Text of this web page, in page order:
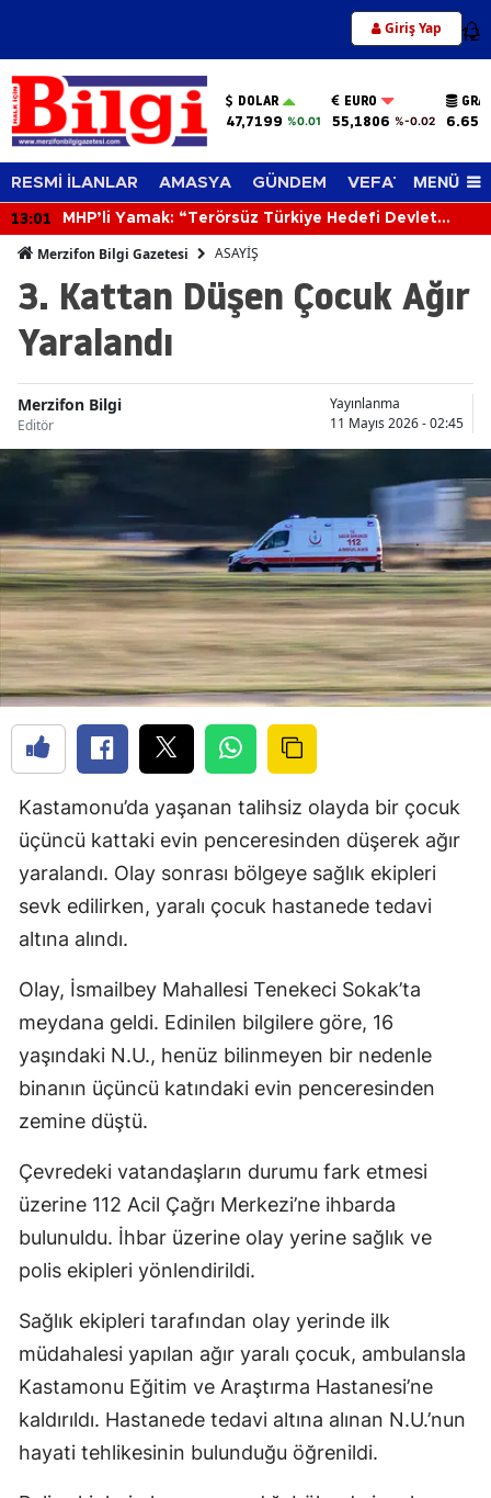
Giriş Yap 12
DOLAR
47,7199 %0.01
EURO
55,1806 %-0.02
RESMİ İLANLAR AMASYA GÜNDEM VEFAT EDENLER
MENÜ
13:01
MHP’li Yamak: “Terörsüz Türkiye Hedefi Devlet
Merzifon Bilgi Gazetesi ASAYİŞ
3. Kattan Düşen Çocuk Ağır
Yaralandı
Merzifon Bilgi
Editör
Yayınlanma
11 Mayıs 2026 - 02:45
Kastamonu’da yaşanan talihsiz olayda bir çocuk
üçüncü kattaki evin penceresinden düşerek ağır
yaralandı. Olay sonrası bölgeye sağlık ekipleri
sevk edilirken, yaralı çocuk hastanede tedavi
altına alındı.
Olay, İsmailbey Mahallesi Tenekeci Sokak’ta
meydana geldi. Edinilen bilgilere göre, 16
yaşındaki N.U., henüz bilinmeyen bir nedenle
binanın üçüncü katındaki evin penceresinden
zemine düştü.
Çevredeki vatandaşların durumu fark etmesi
üzerine 112 Acil Çağrı Merkezi’ne ihbarda
bulunuldu. İhbar üzerine olay yerine sağlık ve
polis ekipleri yönlendirildi.
Sağlık ekipleri tarafından olay yerinde ilk
müdahalesi yapılan ağır yaralı çocuk, ambulansla
Kastamonu Eğitim ve Araştırma Hastanesi’ne
kaldırıldı. Hastanede tedavi altına alınan N.U.’nun
hayati tehlikesinin bulunduğu öğrenildi.